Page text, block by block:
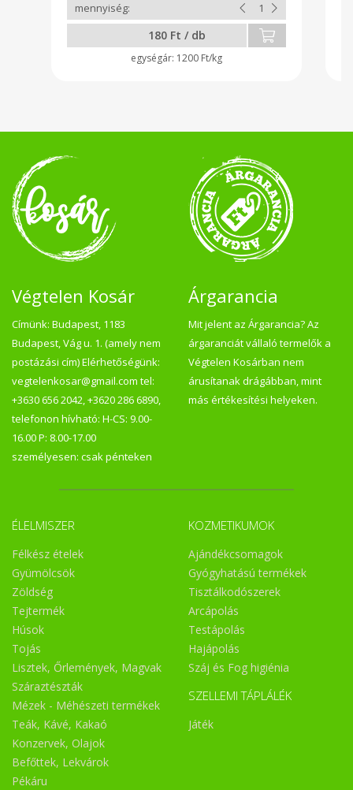
180 Ft / db
1200 Ft/kg
Végtelen Kosár
Címünk: Budapest, 1183
Budapest, Vág u. 1. (amely nem
postázási cím) Elérhetőségünk:
vegtelenkosar@gmail.com tel:
+3630 656 2042, +3620 286 6890,
telefonon hívható: H-CS: 9.00-
16.00 P: 8.00-17.00
személyesen: csak pénteken
Árgarancia
Mit jelent az Árgarancia? Az
árgaranciát vállaló termelők a
Végtelen Kosárban nem
árusítanak drágábban, mint
más értékesítési helyeken.
ÉLELMISZER
Félkész ételek
Gyümölcsök
Zöldség
Tejtermék
Húsok
Tojás
Lisztek, Őrlemények, Magvak
Száraztészták
Mézek - Méhészeti termékek
Teák, Kávé, Kakaó
Konzervek, Olajok
Befőttek, Lekvárok
Pékáru
KOZMETIKUMOK
Ajándékcsomagok
Gyógyhatású termékek
Tisztálkodószerek
Arcápolás
Testápolás
Hajápolás
Száj és Fog higiénia
SZELLEMI TÁPLÁLÉK
Játék